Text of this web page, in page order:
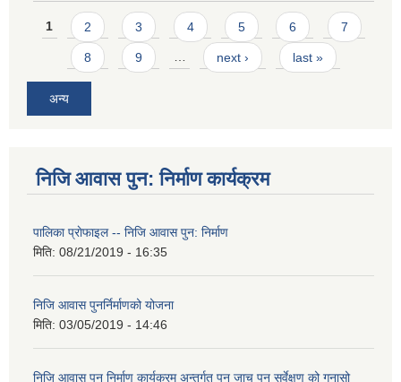
Pages
1 2 3 4 5 6 7
8 9 … next › last »
अन्य
निजि आवास पुन: निर्माण कार्यक्रम
पालिका प्राेफाइल -- निजि आवास पुन: निर्माण
मिति: 08/21/2019 - 16:35
निजि आवास पुनर्निर्माणको योजना
मिति: 03/05/2019 - 14:46
निजि आवास पुन निर्माण कार्यक्रम अन्तर्गत पुन जाच पुन सर्वेक्षण को गुनासो